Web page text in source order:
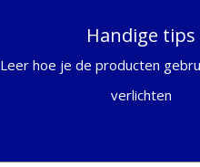
Handige tips
Leer hoe je de producten
verlichten